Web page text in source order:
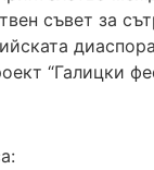
съвет за
“Галицки